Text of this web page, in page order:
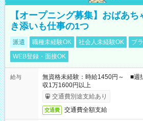
【オープニング募集】おばあ
き添いも仕事の1つ
派遣 職種未経験OK 社会人未経験OK
ブ
WEB登録・面接OK
給与
無資格未経験：時給1450円～ ■
収1万1600円以上
交通費別途支給あり
交通費 交通費全額支給